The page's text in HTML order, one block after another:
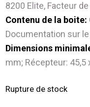
8200 Elite, Facteur
Contenu de la boite:
Documentation sur
Dimensions
mm; Récepteur: 45,5
Rupture de stock